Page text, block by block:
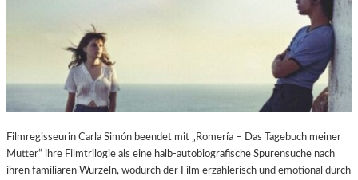
Filmregisseurin Carla Simón beendet mit „Romería – Das Tagebuch meiner
Mutter“ ihre Filmtrilogie als eine halb-autobiografische Spurensuche nach
ihren familiären Wurzeln, wodurch der Film erzählerisch und emotional durch